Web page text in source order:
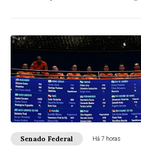
Senado Federal Há 7 horas